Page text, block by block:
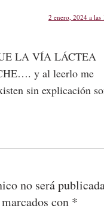
2 enero, 2024 a las
LA VÍA LÁCTEA
y al leerlo me
sin explicación
no será
con *